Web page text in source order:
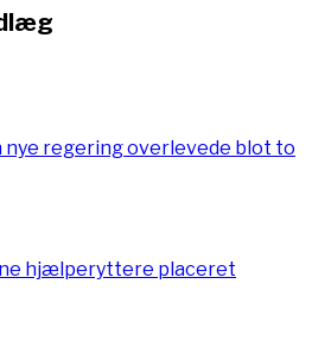
nye regering overlevede blot to
hjælperyttere placeret